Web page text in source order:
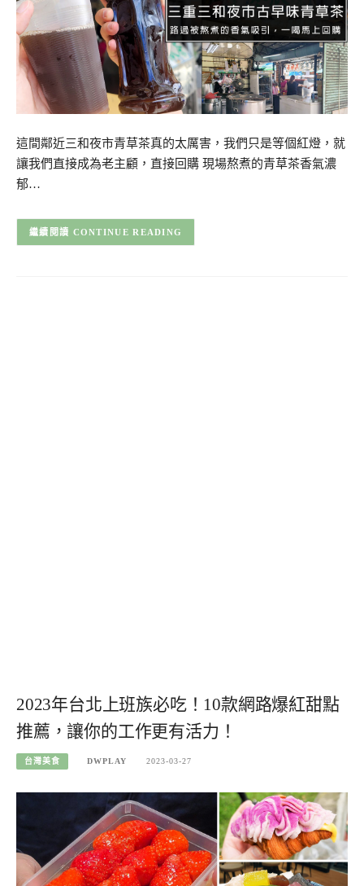
這間鄰近三和夜市青草茶真的太厲害，我們只是等個紅燈，就
讓我們直接成為老主顧，直接回購 現場熬煮的青草茶香氣濃
郁…
CONTINUE READING
2023年台北上班族必吃！10款網路爆紅甜點
推薦，讓你的工作更有活力！
台灣美食 DWPLAY 2023-03-27